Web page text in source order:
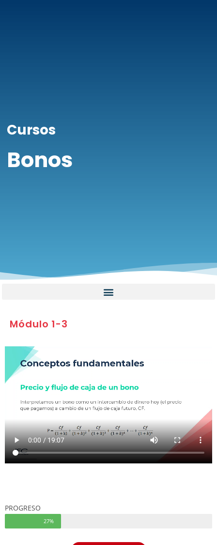
Cursos
Bonos
Módulo 1-3
PROGRESO
27%